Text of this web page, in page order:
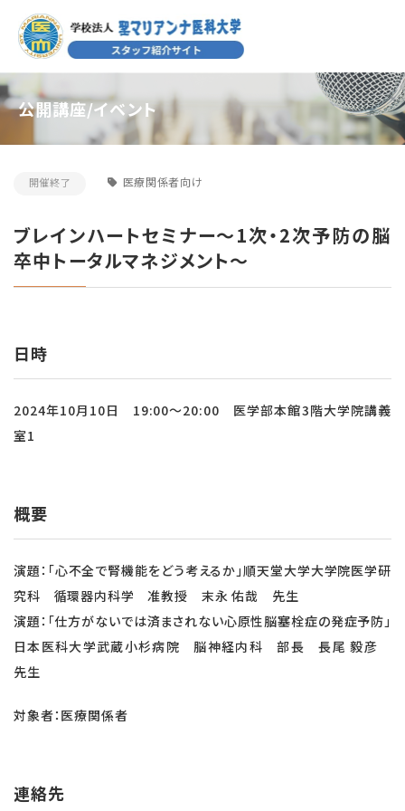
公開講座/イベント
開催終了 医療関係者向け
ブレインハートセミナー～1次・2次予防の脳
卒中トータルマネジメント～
日時
2024年10月10日 19:00～20:00 医学部本館3階大学院講義
室1
概要
演題：「心不全で腎機能をどう考えるか」順天堂大学大学院医学研
究科 循環器内科学 准教授 末永 佑哉 先生
演題：「仕方がないでは済まされない心原性脳塞栓症の発症予防」
日本医科大学武蔵小杉病院 脳神経内科 部長 長尾 毅彦
先生
対象者：医療関係者
連絡先